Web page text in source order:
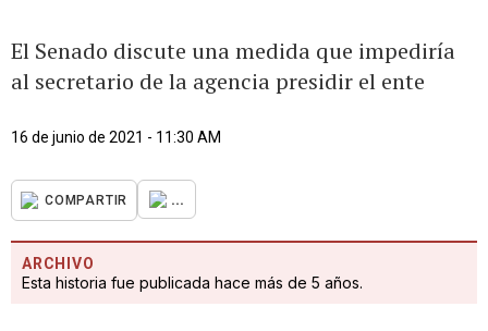
El Senado discute una medida que impediría
al secretario de la agencia presidir el ente
16 de junio de 2021 - 11:30 AM
COMPARTIR ...
ARCHIVO
Esta historia fue publicada hace más de 5 años.